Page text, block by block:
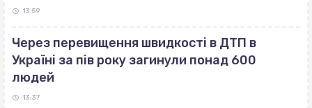
13:59
Через перевищення швидкості в ДТП в
Україні за пів року загинули понад 600
людей
13:37